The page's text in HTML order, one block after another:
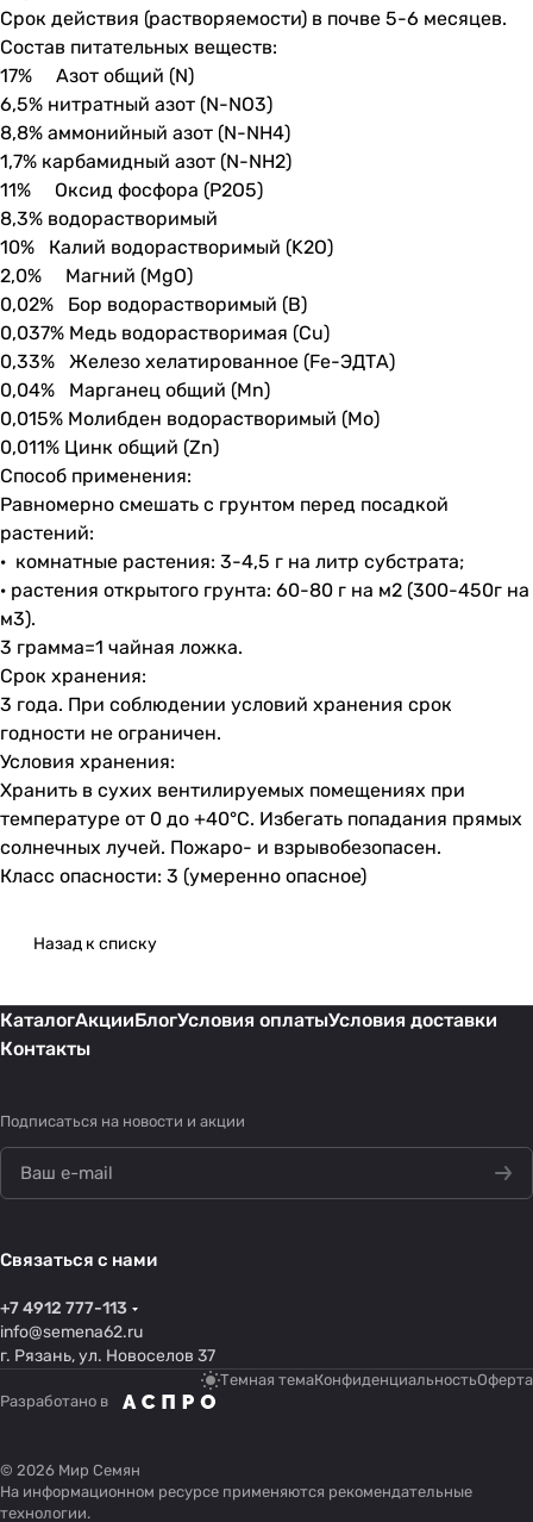
Срок действия (растворяемости) в почве 5-6 месяцев.
Состав питательных веществ:
17% Азот общий (N)
6,5% нитратный азот (N-NO3)
8,8% аммонийный азот (N-NH4)
1,7% карбамидный азот (N-NH2)
11% Оксид фосфора (P2O5)
8,3% водорастворимый
10% Калий водорастворимый (K2O)
2,0% Магний (MgO)
0,02% Бор водорастворимый (B)
0,037% Медь водорастворимая (Cu)
0,33% Железо хелатированное (Fe-ЭДТА)
0,04% Марганец общий (Mn)
0,015% Молибден водорастворимый (Mo)
0,011% Цинк общий (Zn)
Способ применения:
Равномерно смешать с грунтом перед посадкой
растений:
· комнатные растения: 3-4,5 г на литр субстрата;
· растения открытого грунта: 60-80 г на м2 (300-450г на
м3).
3 грамма=1 чайная ложка.
Срок хранения:
3 года. При соблюдении условий хранения срок
годности не ограничен.
Условия хранения:
Хранить в сухих вентилируемых помещениях при
температуре от 0 до +40°С. Избегать попадания прямых
солнечных лучей. Пожаро- и взрывобезопасен.
Класс опасности: 3 (умеренно опасное)
Назад к списку
КаталогАкцииБлогУсловия оплатыУсловия доставки
Контакты
Подписаться на новости и акции
Связаться с нами
+7 4912 777-113
info@semena62.ru
г. Рязань, ул. Новоселов 37
Темная темаКонфиденциальностьОферта
Разработано в
© 2026 Мир Семян
На информационном ресурсе применяются рекомендательные
технологии.